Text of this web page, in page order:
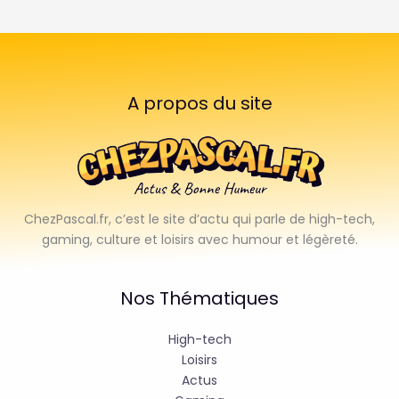
A propos du site
ChezPascal.fr, c’est le site d’actu qui parle de high-tech,
gaming, culture et loisirs avec humour et légèreté.
Nos Thématiques
High-tech
Loisirs
Actus